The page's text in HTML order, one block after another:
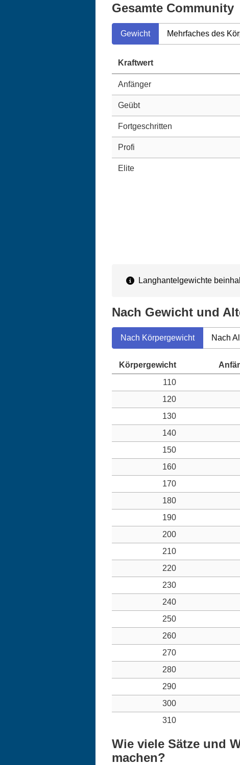
Gesamte Community
Gewicht Mehrfaches des
Kraftwert
Anfänger
Geübt
Fortgeschritten
Profi
Elite
Langhantelgewichte
Nach Gewicht und
Nach Körpergewicht Nach
110
120
130
140
150
160
170
180
190
200
210
220
230
240
250
260
270
280
290
300
310
Wie viele Sätze und
machen?